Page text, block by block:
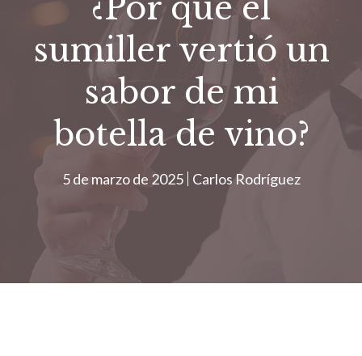
¿Por qué el
sumiller vertió un
sabor de mi
botella de vino?
5 de marzo de 2025 Carlos Rodríguez